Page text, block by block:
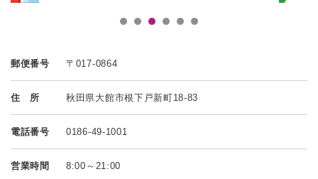
郵便番号 〒017-0864
住 所 秋田県大館市根下戸新町18-83
電話番号 0186-49-1001
営業時間 8:00～21:00